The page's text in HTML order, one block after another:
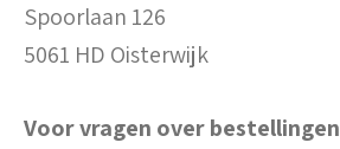
Spoorlaan 126
5061 HD Oisterwijk
Voor vragen over bestellingen